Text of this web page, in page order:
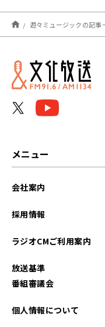
2026年
2026年
2026年06
2025年09
遊々ミュージックの記事
メニュー
会社案内
採用情報
ラジオCMご利用案内
放送基準
番組審議会
個人情報について